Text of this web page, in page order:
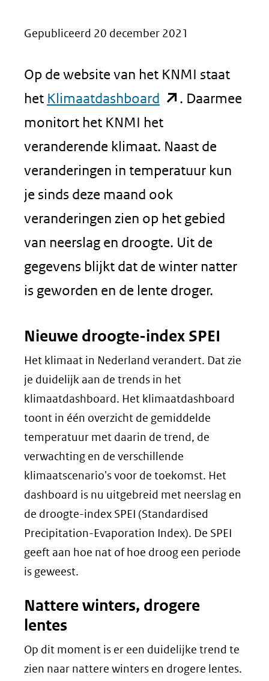
Gepubliceerd 20 december 2021
Op de website van het KNMI staat
het Klimaatdashboard (opent
in
nieuw
venster)
(verwijst
naar
een
andere
website)
. Daarmee
monitort het KNMI het
veranderende klimaat. Naast de
veranderingen in temperatuur kun
je sinds deze maand ook
veranderingen zien op het gebied
van neerslag en droogte. Uit de
gegevens blijkt dat de winter natter
is geworden en de lente droger.
Nieuwe droogte-index SPEI
Het klimaat in Nederland verandert. Dat zie
je duidelijk aan de trends in het
klimaatdashboard. Het klimaatdashboard
toont in één overzicht de gemiddelde
temperatuur met daarin de trend, de
verwachting en de verschillende
klimaatscenario's voor de toekomst. Het
dashboard is nu uitgebreid met neerslag en
de droogte-index SPEI (Standardised
Precipitation-Evaporation Index). De SPEI
geeft aan hoe nat of hoe droog een periode
is geweest.
Nattere winters, drogere
lentes
Op dit moment is er een duidelijke trend te
zien naar nattere winters en drogere lentes.